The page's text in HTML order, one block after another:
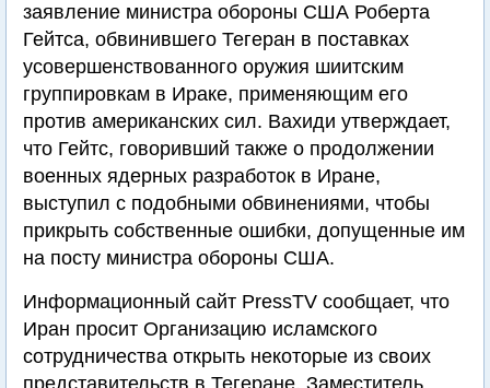
заявление министра обороны США Роберта
Гейтса, обвинившего Тегеран в поставках
усовершенствованного оружия шиитским
группировкам в Ираке, применяющим его
против американских сил. Вахиди утверждает,
что Гейтс, говоривший также о продолжении
военных ядерных разработок в Иране,
выступил с подобными обвинениями, чтобы
прикрыть собственные ошибки, допущенные им
на посту министра обороны США.
Информационный сайт PressTV сообщает, что
Иран просит Организацию исламского
сотрудничества открыть некоторые из своих
представительств в Тегеране. Заместитель